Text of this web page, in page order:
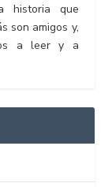
historia que
son amigos y,
a leer y a